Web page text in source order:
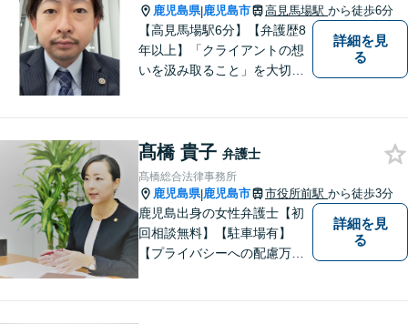
中・電話相談・オンライン相
談可】
鹿児島県|鹿児島市 高見馬場駅 から徒歩6分
【高見馬場駅6分】【弁護歴8
年以上】「クライアントの想
いを汲み取ること」を大切に
いく解決になるよう、精一杯
尽力いたします。【対応分野
多数！】
詳細を見
る
髙橋 貴子 弁護士
髙橋総合法律事務所
鹿児島県|鹿児島市 市役所前駅 から徒歩3分
鹿児島出身の女性弁護士【初
回相談無料】【駐車場有】
【プライバシーへの配慮万
詳細を見
る